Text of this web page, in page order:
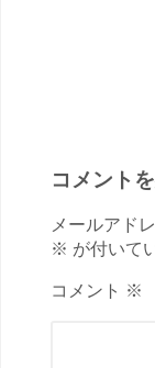
コメント
メールアド
※ が付いて
コメント ※